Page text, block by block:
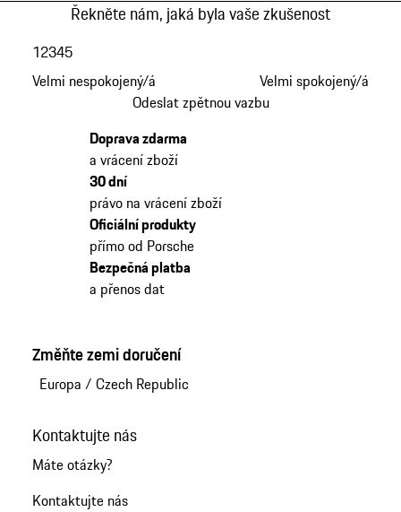
Řekněte nám, jaká byla vaše zkušenost
Velmi nespokojený/á
12345
Velmi spokojený/á
Odeslat zpětnou vazbu
Doprava zdarma
a vrácení zboží
30 dní
právo na vrácení zboží
Oficiální produkty
přímo od Porsche
Bezpečná platba
a přenos dat
Změňte zemi doručení
Europa / Czech Republic
Kontaktujte nás
Máte otázky?
Kontaktujte nás